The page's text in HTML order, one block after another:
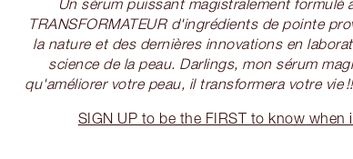
TRANSFORMATEUR d'ingrédients de pointe
la nature et des dernières innovations en
science de la peau. Darlings, mon sérum
qu'améliorer votre peau, il transformera votre vie
SIGN UP to be the FIRST to know when